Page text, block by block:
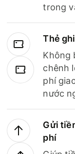
trong
Thẻ
Không
chênh
phí
nước
Gửi
phí